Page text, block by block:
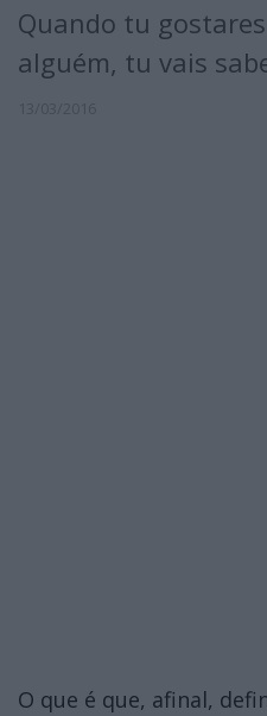
Quando tu
alguém, tu vais
O que é que, afinal,